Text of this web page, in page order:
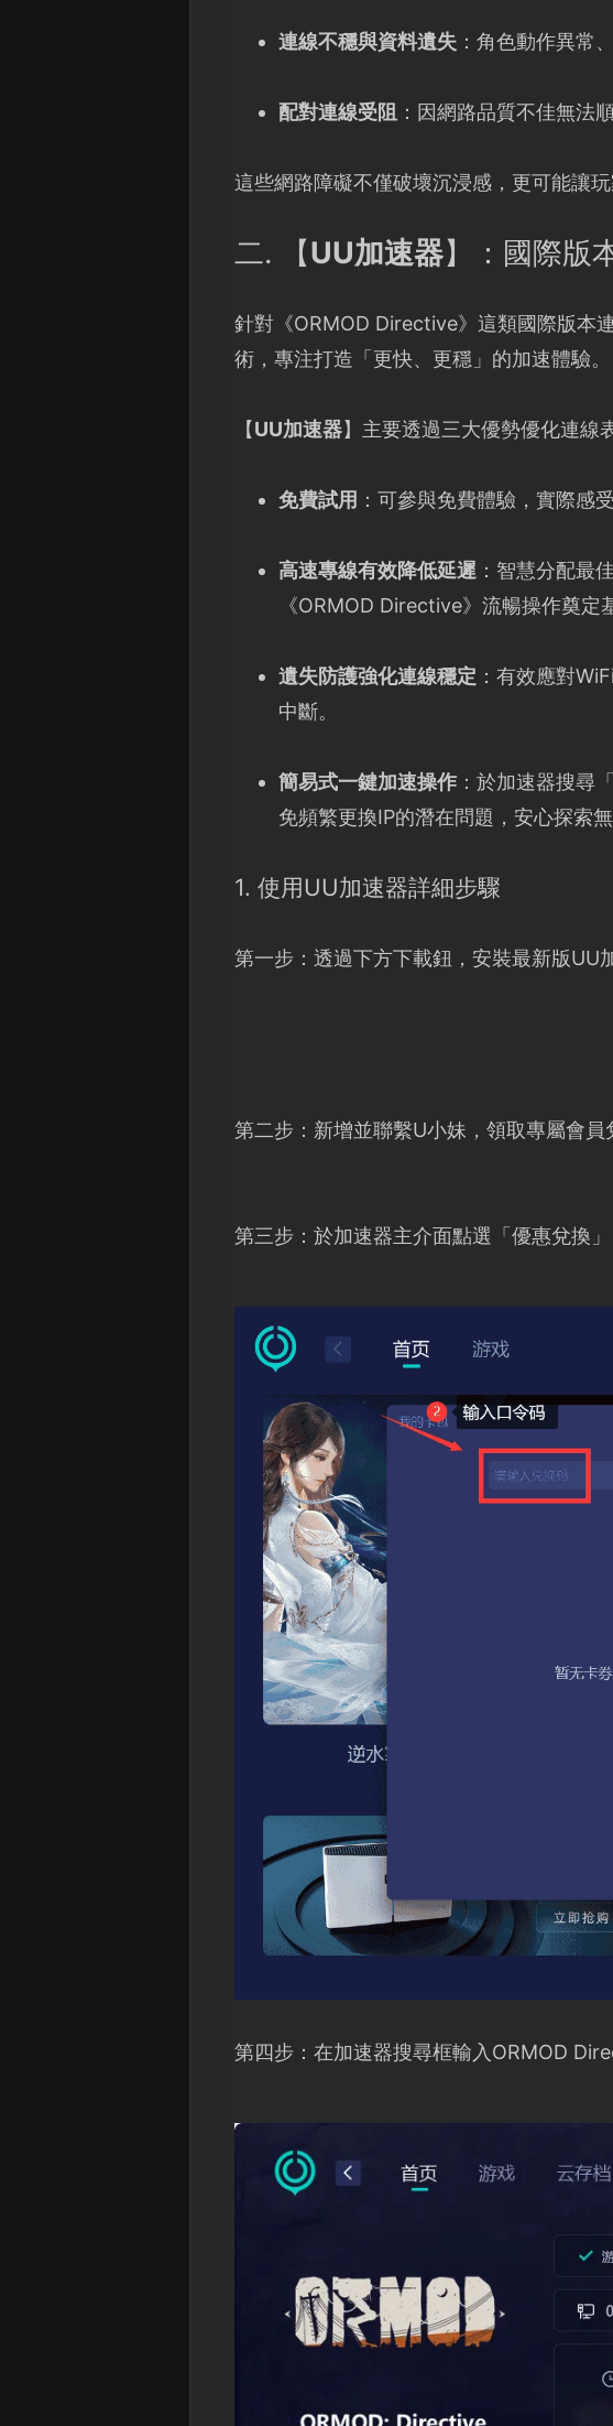
連線不穩與資料遺失：角色動作異常
配對連線受阻：因網路品質不佳無法
這些網路障礙不僅破壞沉浸感，更可能讓
二. 【UU加速器】：國際版
針對《ORMOD Directive》這類國際版本
術，專注打造「更快、更穩」的加速體驗。
【UU加速器】主要透過三大優勢優化連線
免費試用 ：可參與免費體驗，實際感
高速專線有效降低延遲：智慧分配最
《ORMOD Directive》流暢操作奠定
遺失防護強化連線穩定 ：有效應對
中斷。
簡易式一鍵加速操作：於加速器搜尋
免頻繁更換IP的潛在問題，安心探索無
1. 使用UU加速器詳細步驟
第一步：透過下方下載鈕，安裝最新版UU
第二步：新增並聯繫U小妹，領取專屬會員
第三步：於加速器主介面點選「優惠兌換
第四步：在加速器搜尋框輸入ORMOD